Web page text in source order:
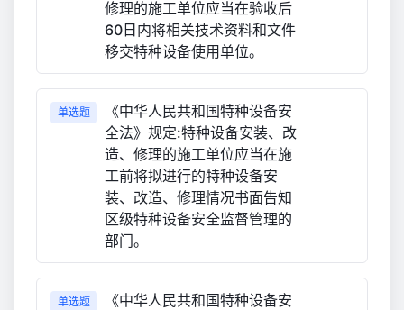
修理的施工单位应当在验收后
60日内将相关技术资料和文件
移交特种设备使用单位。
单选题
《中华人民共和国特种设备安
全法》规定:特种设备安装、改
造、修理的施工单位应当在施
工前将拟进行的特种设备安
装、改造、修理情况书面告知
区级特种设备安全监督管理的
部门。
单选题
《中华人民共和国特种设备安